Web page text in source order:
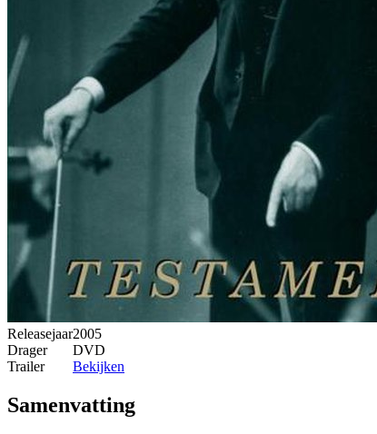
Releasejaar2005
Drager
DVD
Trailer
Bekijken
Samenvatting